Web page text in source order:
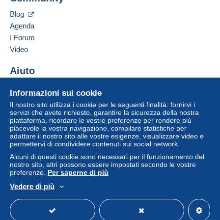
pagamento integrato nel sito
venditore all'acquirente. Un acquisto non pagato
dell'acquirente.
clausole relative al pagamento, queste sono da
considerarsi nulle e non dovute. Le condizioni di
pagamento del sito Delcampe, definite nelle
Gli acquisti devono essere pagati entro14 giorni
dal ricevimento della richiesta di pagamento del
venditore.
POUR LA FRANCE : 2.00 POUR 1 ET 2 CP - 3.50
EUROS POUR 3 A 5 CARTES - POUR PLUS
ATTENDRE MES INSTRUCTIONS. POUR
POUR LES CARTES POSTALES GRANDS
FORMATS : POUR LA FRANCE 3.50 EUROS - POUR
Informazioni sui cookie
Il nostro sito utilizza i cookie per le seguenti finalità: fornirvi i
servizi che avete richiesto, garantire la sicurezza della nostra
piattaforma, ricordare le vostre preferenze per rendere più
piacevole la vostra navigazione, compilare statistiche per
adattare il nostro sito alle vostre esigenze, visualizzare video e
permettervi di condividere contenuti sui social network.
Alcuni di questi cookie sono necessari per il funzionamento del
nostro sito, altri possono essere impostati secondo le vostre
preferenze. Per saperne di più
Vedere di più
Blog
Agenda
I Forum
Video
Aiuto
Acquistare su Delcampe
Vendere su Delcampe
Un sito sicuro